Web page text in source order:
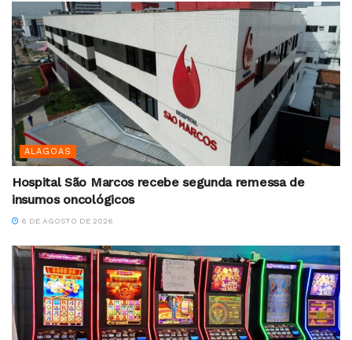
ALAGOAS
Hospital São Marcos recebe segunda remessa de
insumos oncológicos
6 DE AGOSTO DE 2026